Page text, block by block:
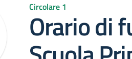
Circolare 1
Orario di